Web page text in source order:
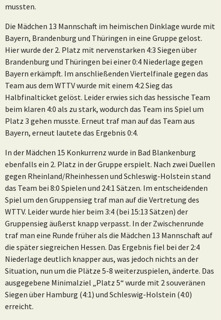
mussten.
Die Mädchen 13 Mannschaft im heimischen Dinklage wurde mit
Bayern, Brandenburg und Thüringen in eine Gruppe gelost.
Hier wurde der 2. Platz mit nervenstarken 4:3 Siegen über
Brandenburg und Thüringen bei einer 0:4 Niederlage gegen
Bayern erkämpft. Im anschließenden Viertelfinale gegen das
Team aus dem WTTV wurde mit einem 4:2 Sieg das
Halbfinalticket gelöst. Leider erwies sich das hessische Team
beim klaren 4:0 als zu stark, wodurch das Team ins Spiel um
Platz 3 gehen musste. Erneut traf man auf das Team aus
Bayern, erneut lautete das Ergebnis 0:4.
In der Mädchen 15 Konkurrenz wurde in Bad Blankenburg
ebenfalls ein 2. Platz in der Gruppe erspielt. Nach zwei Duellen
gegen Rheinland/Rheinhessen und Schleswig-Holstein stand
das Team bei 8:0 Spielen und 24:1 Sätzen. Im entscheidenden
Spiel um den Gruppensieg traf man auf die Vertretung des
WTTV. Leider wurde hier beim 3:4 (bei 15:13 Sätzen) der
Gruppensieg äußerst knapp verpasst. In der Zwischenrunde
traf man eine Runde früher als die Mädchen 13 Mannschaft auf
die später siegreichen Hessen. Das Ergebnis fiel bei der 2:4
Niederlage deutlich knapper aus, was jedoch nichts an der
Situation, nun um die Plätze 5-8 weiterzuspielen, änderte. Das
ausgegebene Minimalziel „Platz 5“ wurde mit 2 souveränen
Siegen über Hamburg (4:1) und Schleswig-Holstein (4:0)
erreicht.